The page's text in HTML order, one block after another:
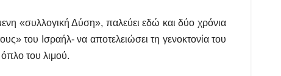
«συλλογική Δύση», παλεύει εδώ και δύο χρόνια
του Ισραήλ- να αποτελειώσει τη γενοκτονία του
του λιμού.